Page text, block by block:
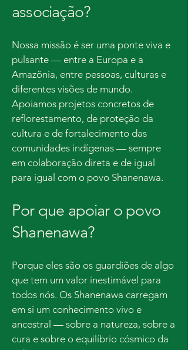
associação?
Nossa missão é ser uma ponte viva e
pulsante — entre a Europa e a
Amazônia, entre pessoas, culturas e
diferentes visões de mundo.
Apoiamos projetos concretos de
reflorestamento, de proteção da
cultura e de fortalecimento das
comunidades indígenas — sempre
em colaboração direta e de igual
para igual com o povo Shanenawa.
Por que apoiar o povo
Shanenawa?
Porque eles são os guardiões de algo
que tem um valor inestimável para
todos nós. Os Shanenawa carregam
em si um conhecimento vivo e
ancestral — sobre a natureza, sobre a
cura e sobre o equilíbrio cósmico da